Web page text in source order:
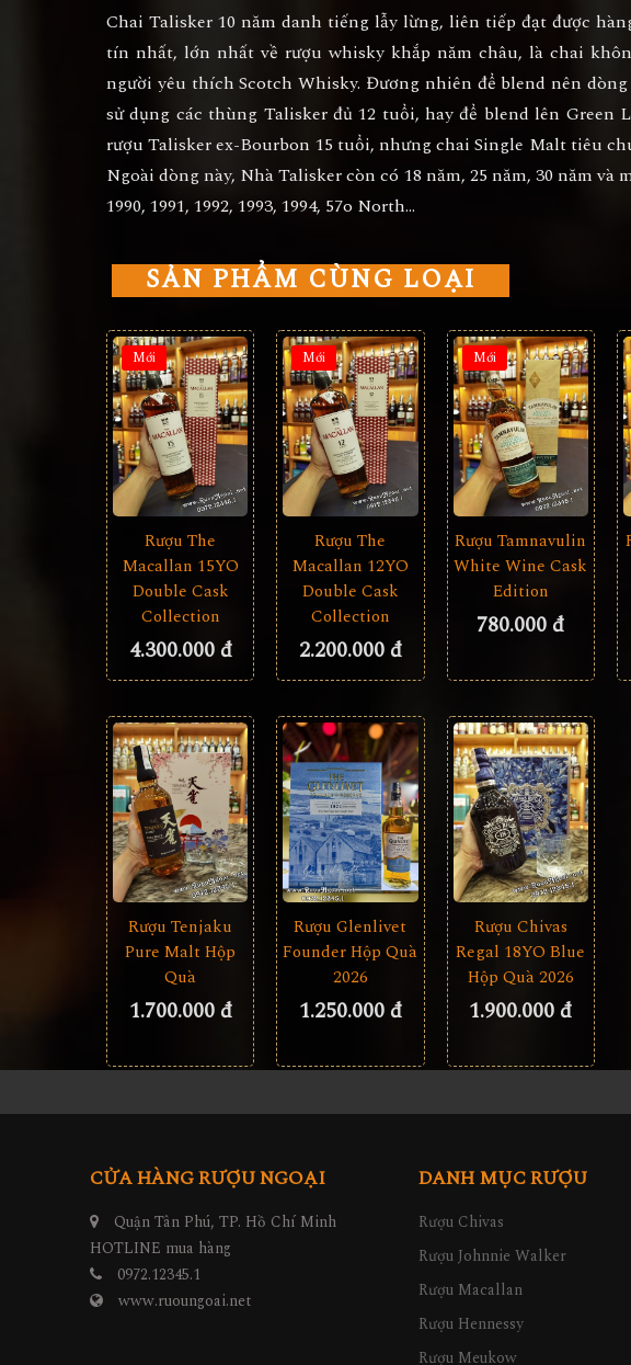
Chai Talisker 10 năm danh tiếng lẫy lừng, liên tiếp đạt được
tín nhất, lớn nhất về rượu whisky khắp năm châu, là chai
người yêu thích Scotch Whisky. Đương nhiên để blend nên
sử dụng các thùng Talisker đủ 12 tuổi, hay để blend lên Green
rượu Talisker ex-Bourbon 15 tuổi, nhưng chai Single Malt tiêu
Ngoài dòng này, Nhà Talisker còn có 18 năm, 25 năm, 30 năm
1990, 1991, 1992, 1993, 1994, 57o North…
SẢN PHẨM CÙNG LOẠI
Mới
Rượu The
Macallan 15YO
Double Cask
Collection
4.300.000 đ
Mới
Rượu The
Macallan 12YO
Double Cask
Collection
2.200.000 đ
Mới
Rượu Tamnavulin
White Wine Cask
Edition
780.000 đ
Rượu Tenjaku
Pure Malt Hộp
Quà
1.700.000 đ
Rượu Glenlivet
Founder Hộp Quà
2026
1.250.000 đ
Rượu Chivas
Regal 18YO Blue
Hộp Quà 2026
1.900.000 đ
CỬA HÀNG RƯỢU NGOẠI
Quận Tân Phú, TP. Hồ Chí Minh
HOTLINE mua hàng
0972.12345.1
www.ruoungoai.net
DANH MỤC RƯỢU
Rượu Chivas
Rượu Johnnie Walker
Rượu Macallan
Rượu Hennessy
Rượu Meukow